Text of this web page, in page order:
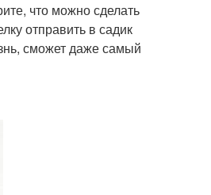
что можно сделать
отправить в садик
сможет даже самый